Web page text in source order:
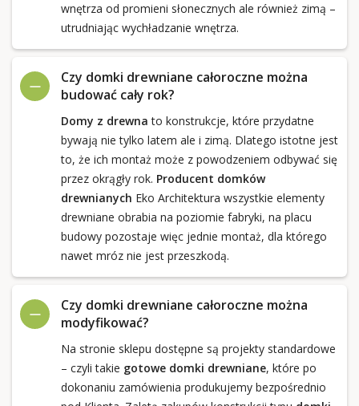
wnętrza od promieni słonecznych ale również zimą –
utrudniając wychładzanie wnętrza.
Czy domki drewniane całoroczne można
budować cały rok?
Domy z drewna to konstrukcje, które przydatne
bywają nie tylko latem ale i zimą. Dlatego istotne jest
to, że ich montaż może z powodzeniem odbywać się
przez okrągły rok. Producent domków
drewnianych Eko Architektura wszystkie elementy
drewniane obrabia na poziomie fabryki, na placu
budowy pozostaje więc jednie montaż, dla którego
nawet mróz nie jest przeszkodą.
Czy domki drewniane całoroczne można
modyfikować?
Na stronie sklepu dostępne są projekty standardowe
– czyli takie gotowe domki drewniane, które po
dokonaniu zamówienia produkujemy bezpośrednio